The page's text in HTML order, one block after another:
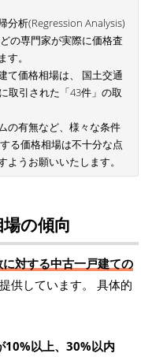
分析(Regression Analysis)
の専門家が実際に価格査
。
て価格相場は、 国土交通
取引された「43件」の取
の有無など、様々な条件
る価格相場は不十分な点
うお願いいたします。
の傾向
対する中古一戸建ての
供しています。 具体的
10%以上、30%以内